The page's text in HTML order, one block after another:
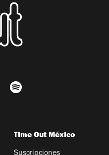
Time Out México